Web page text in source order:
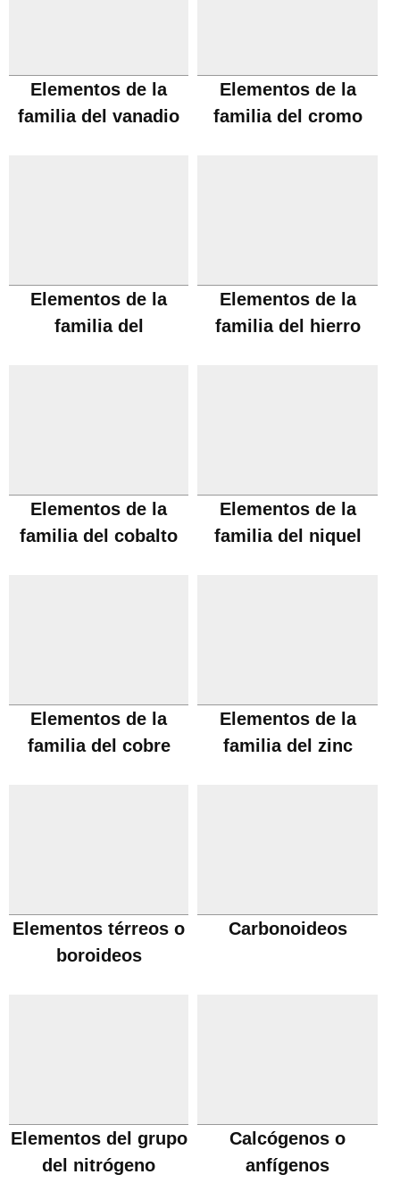
Elementos de la
familia del vanadio
Elementos de la
familia del cromo
Elementos de la
familia del
Elementos de la
familia del hierro
Elementos de la
familia del cobalto
Elementos de la
familia del niquel
Elementos de la
familia del cobre
Elementos de la
familia del zinc
Elementos térreos o
boroideos
Carbonoideos
Elementos del grupo
del nitrógeno
Calcógenos o
anfígenos